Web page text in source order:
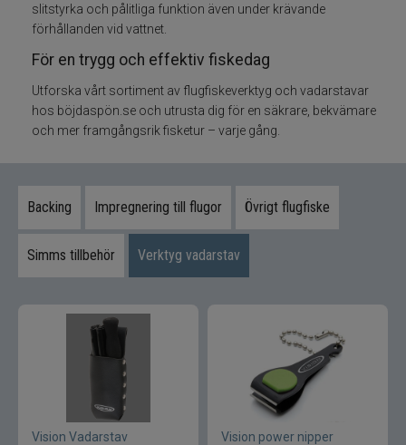
Flytmedel till flugfiske
Vadarpaket
Vadare och vadarbyxor
Flugfiskevästar
Flugor
Bagar till fiske
Vantar och handskar
Mössor vantar sockor
slitstyrka och pålitliga funktion även under krävande
förhållanden vid vattnet.
För en trygg och effektiv fiskedag
Utforska vårt sortiment av flugfiskeverktyg och vadarstavar
hos böjdaspön.se och utrusta dig för en säkrare, bekvämare
och mer framgångsrik fisketur – varje gång.
Backing Impregnering till flugor Övrigt flugfiske
Simms tillbehör Verktyg vadarstav
Vision Vadarstav
Vision power nipper